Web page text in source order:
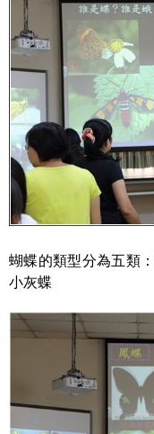
蝴蝶的類型分為五類
小灰蝶